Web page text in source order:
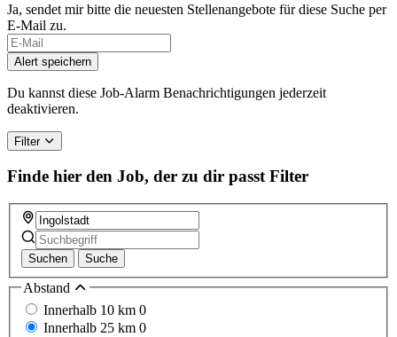
Ja, sendet mir bitte die neuesten Stellenangebote für diese Suche per
E-Mail zu.
If
you
are
a
human,
this
field
Alert speichern
Du kannst diese Job-Alarm Benachrichtigungen jederzeit
deaktivieren.
Filter
Finde hier den Job, der zu dir passt Filter
Suchen Suche
Abstand
Innerhalb 10 km 0
Innerhalb 25 km 0